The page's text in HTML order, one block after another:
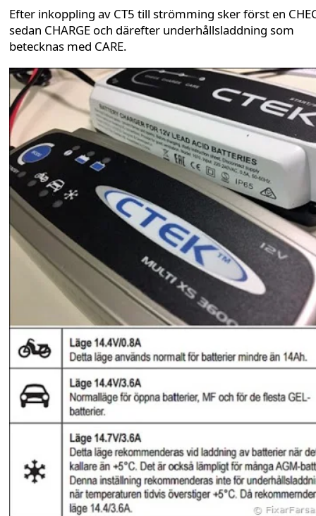
Efter inkoppling av CT5 till strömming sker först en
sedan CHARGE och därefter underhållsladdning som
betecknas med CARE.